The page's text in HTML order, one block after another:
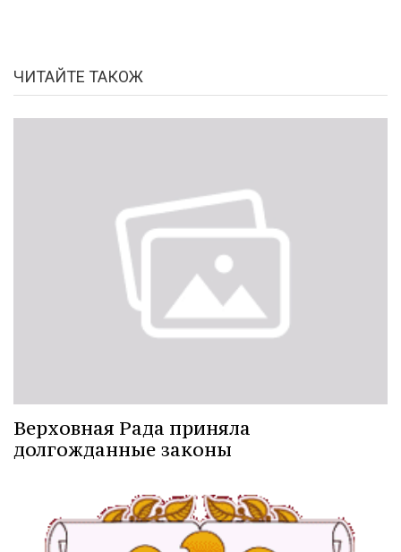
ЧИТАЙТЕ ТАКОЖ
Верховная Рада приняла
долгожданные законы